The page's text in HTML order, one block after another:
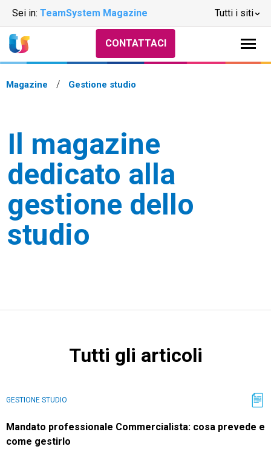
Sei in: TeamSystem Magazine Tutti i siti
Email Marketing
Fatturazione
Financial Solutions
CONTATTACI
Magazine Gestione studio
Il magazine
dedicato alla
gestione dello
studio
Tutti gli articoli
GESTIONE STUDIO
Mandato professionale Commercialista: cosa prevede e
come gestirlo